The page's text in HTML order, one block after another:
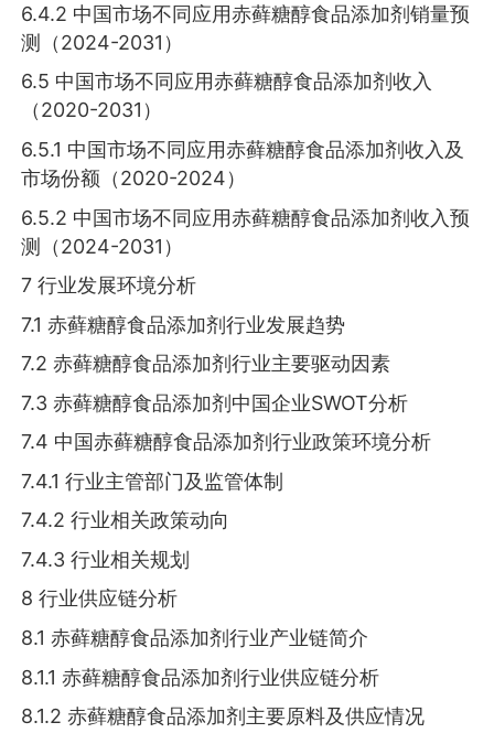
6.4.2 中国市场不同应用赤藓糖醇食品添加剂销量预
测（2024-2031）
6.5 中国市场不同应用赤藓糖醇食品添加剂收入
（2020-2031）
6.5.1 中国市场不同应用赤藓糖醇食品添加剂收入及
市场份额（2020-2024）
6.5.2 中国市场不同应用赤藓糖醇食品添加剂收入预
测（2024-2031）
7 行业发展环境分析
7.1 赤藓糖醇食品添加剂行业发展趋势
7.2 赤藓糖醇食品添加剂行业主要驱动因素
7.3 赤藓糖醇食品添加剂中国企业SWOT分析
7.4 中国赤藓糖醇食品添加剂行业政策环境分析
7.4.1 行业主管部门及监管体制
7.4.2 行业相关政策动向
7.4.3 行业相关规划
8 行业供应链分析
8.1 赤藓糖醇食品添加剂行业产业链简介
8.1.1 赤藓糖醇食品添加剂行业供应链分析
8.1.2 赤藓糖醇食品添加剂主要原料及供应情况